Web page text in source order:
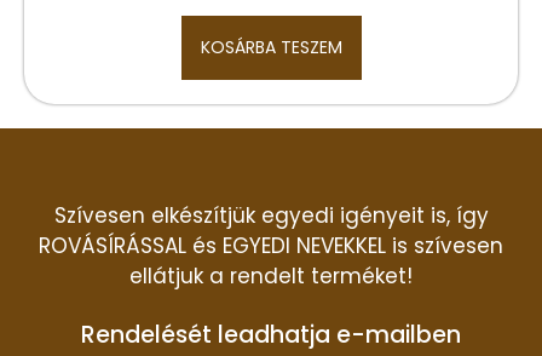
KOSÁRBA TESZEM
Szívesen elkészítjük egyedi igényeit is, így
ROVÁSÍRÁSSAL és EGYEDI NEVEKKEL is szívesen
ellátjuk a rendelt terméket!
Rendelését leadhatja e-mailben